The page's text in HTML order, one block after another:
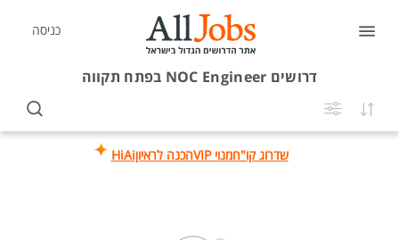
כניסה
דרושים NOC Engineer בפתח תקווה
שדרוג קו"חמנוי VIP הכנה לראיוןHiAi